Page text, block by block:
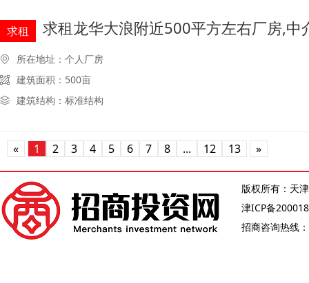
求租 求租龙华大浪附近500平方左右厂房,中
所在地址：个人厂房
建筑面积：500亩
建筑结构：标准结构
« 1 2 3 4 5 6 7 8 ... 12 13 »
版权所有：天
津ICP备
招商咨询热线：